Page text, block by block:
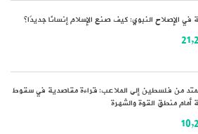
في الإصلاح النبوي: كيف صنع الإسلام إنسانًا جديدًا؟
تمتد من فلسطين إلى الملاعب: قراءة مقاصدية في سقوط
أمام منطق القوة والشهرة